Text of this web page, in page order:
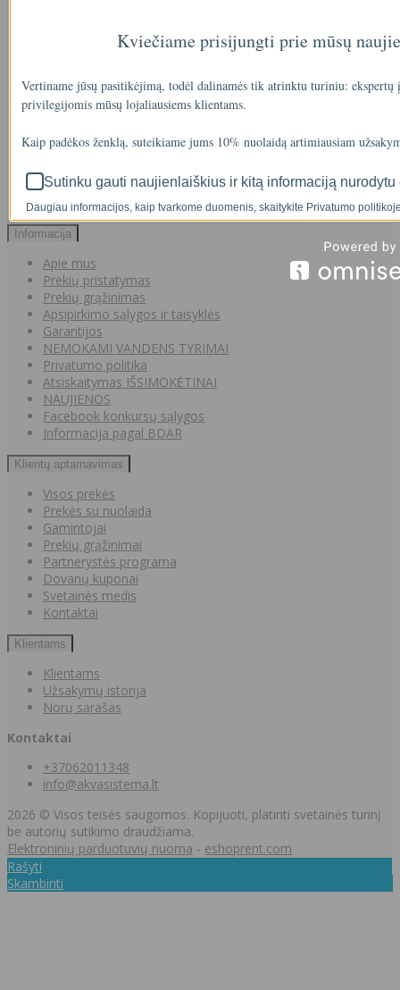
IŠMANAUS VANDENS NUOTĖKIO DETEKTORIAUS PRIEDAS
€36
Informacija
Apie mus
Prekių pristatymas
Prekių grąžinimas
Apsipirkimo sąlygos ir taisyklės
Garantijos
NEMOKAMI VANDENS TYRIMAI
Privatumo politika
Atsiskaitymas IŠSIMOKĖTINAI
NAUJIENOS
Facebook konkursų sąlygos
Informacija pagal BDAR
Klientų aptarnavimas
Visos prekės
Prekės su nuolaida
Gamintojai
Prekių grąžinimai
Partnerystės programa
Dovanų kuponai
Svetainės medis
Kontaktai
Klientams
Klientams
Užsakymų istorija
Norų sąrašas
Kontaktai
+37062011348
info@akvasistema.lt
2026 © Visos teisės saugomos. Kopijuoti, platinti svetainės turinį
be autorių sutikimo draudžiama.
Elektroninių parduotuvių nuoma - eshoprent.com
Rašyti
Skambinti
Kviečiame prisijungti prie mūsų
Vertiname jūsų pasitikėjimą, todėl dalinamės tik atrinktu turiniu:
privilegijomis mūsų lojaliausiems klientams.
Kaip padėkos ženklą, suteikiame jums 10% nuolaidą artimiausiam
Sutinku gauti naujienlaiškius ir kitą informaciją
Daugiau informacijos, kaip tvarkome duomenis, skaitykite Privatumo